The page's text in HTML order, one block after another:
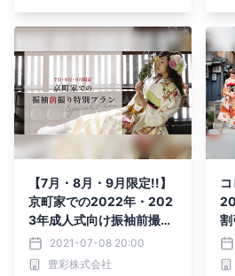
【7月・8月・9月限定!!】
京町家での2022年・202
3年成人式向け振袖前撮り
特別プランリリース
2021-07-08 20:00
豊彩株式会社
割
す